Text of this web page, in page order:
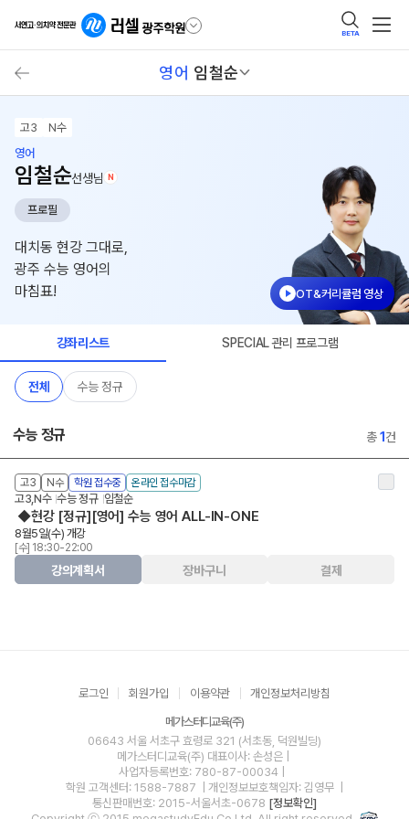
BETA
영어 임철순
고3
N수
영어
임철순선생님 N
프로필
대치동 현강 그대로,
광주 수능 영어의
마침표!
OT&커리큘럼 영상
강좌리스트 SPECIAL 관리 프로그램
전체 수능 정규
수능 정규 총1 건
고3 N수 학원 접수중 온라인 접수마감
고3,N수 수능 정규 임철순
◆현강 [정규][영어] 수능 영어 ALL-IN-ONE
8월5일(수) 개강
[수] 18:30-22:00
강의계획서 장바구니 결제
로그인 회원가입 이용약관 개인정보처리방침
메가스터디교육(주)
06643 서울 서초구 효령로 321 (서초동, 덕원빌딩)
메가스터디교육(주) 대표이사: 손성은 |
사업자등록번호: 780-87-00034
학원 고객센터: 1588-7887
| 개인정보보호책임자: 김영무
통신판매번호: 2015-서울서초-0678 [정보확인]